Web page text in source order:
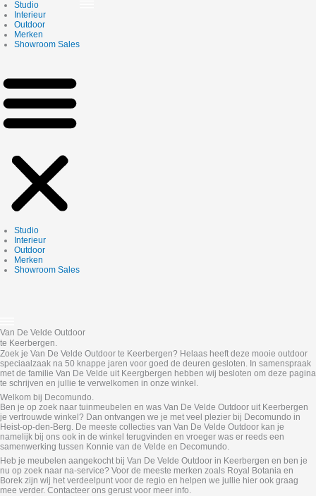
Skip
to
content
Studio
Interieur
Outdoor
Merken
Showroom Sales
Studio
Interieur
Outdoor
Merken
Showroom Sales
Van De Velde Outdoor
te Keerbergen.
Zoek je Van De Velde Outdoor te Keerbergen? Helaas heeft deze mooie outdoor
speciaalzaak na 50 knappe jaren voor goed de deuren gesloten. In samenspraak
met de familie Van De Velde uit Keergbergen hebben wij besloten om deze pagina
te schrijven en jullie te verwelkomen in onze winkel.
Welkom bij Decomundo.
Ben je op zoek naar tuinmeubelen en was Van De Velde Outdoor uit Keerbergen
je vertrouwde winkel? Dan ontvangen we je met veel plezier bij Decomundo in
Heist-op-den-Berg. De meeste collecties van Van De Velde Outdoor kan je
namelijk bij ons ook in de winkel terugvinden en vroeger was er reeds een
samenwerking tussen Konnie van de Velde en Decomundo.
Heb je meubelen aangekocht bij Van De Velde Outdoor in Keerbergen en ben je
nu op zoek naar na-service? Voor de meeste merken zoals Royal Botania en
Borek zijn wij het verdeelpunt voor de regio en helpen we jullie hier ook graag
mee verder. Contacteer ons gerust voor meer info.